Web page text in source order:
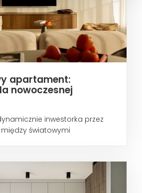
apartament:
nowoczesnej
inwestorka przez
światowymi